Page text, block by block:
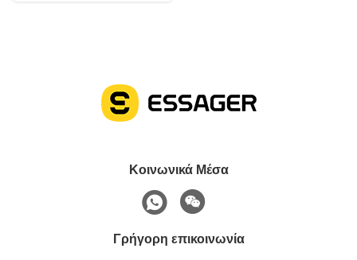
Κοινωνικά Μέσα
Γρήγορη επικοινωνία